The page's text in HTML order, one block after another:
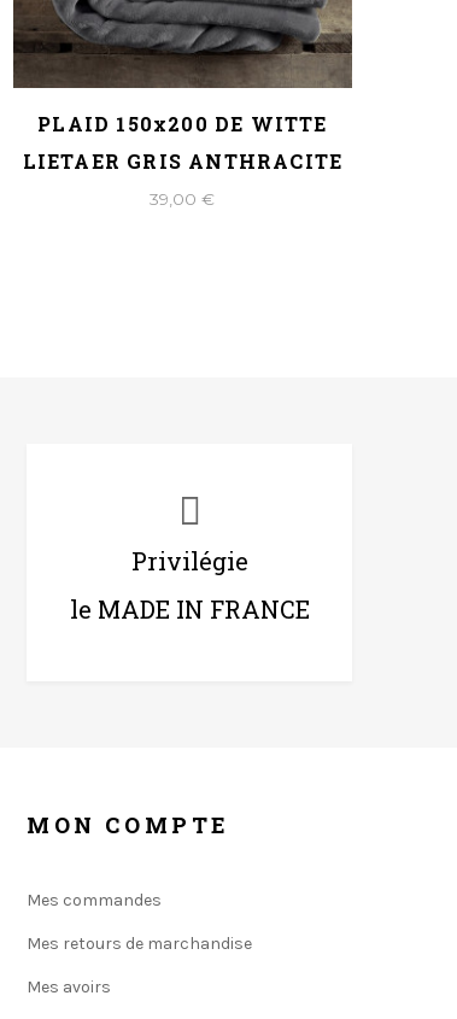
PLAID 150x200 DE WITTE
LIETAER GRIS ANTHRACITE
39,00 €
Privilégie
le MADE IN FRANCE
MON COMPTE
Mes commandes
Mes retours de marchandise
Mes avoirs